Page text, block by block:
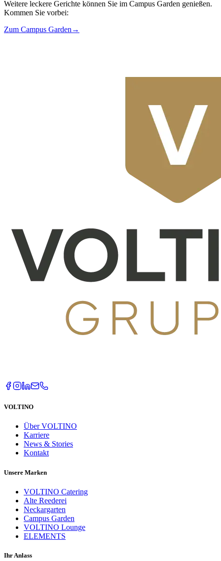
Weitere leckere Gerichte können Sie im Campus Garden genießen.
Kommen Sie vorbei:
Zum Campus Garden →
VOLTINO
Über VOLTINO
Karriere
News & Stories
Kontakt
Unsere Marken
VOLTINO Catering
Alte Reederei
Neckargarten
Campus Garden
VOLTINO Lounge
ELEMENTS
Ihr Anlass